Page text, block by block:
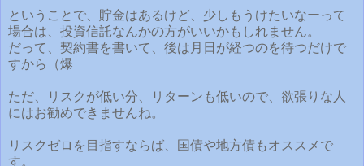
ということで、貯金はあるけど、少しもうけたいなーって
場合は、投資信託なんかの方がいいかもしれません。
だって、契約書を書いて、後は月日が経つのを待つだけで
すから（爆
ただ、リスクが低い分、リターンも低いので、欲張りな人
にはお勧めできませんね。
リスクゼロを目指すならば、国債や地方債もオススメで
す。